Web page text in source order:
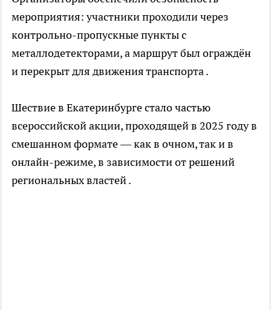
мероприятия: участники проходили через
контрольно-пропускные пункты с
металлодетекторами, а маршрут был ограждён
и перекрыт для движения транспорта.
Шествие в Екатеринбурге стало частью
всероссийской акции, проходящей в 2025 году в
смешанном формате — как в очном, так и в
онлайн-режиме, в зависимости от решений
региональных властей.